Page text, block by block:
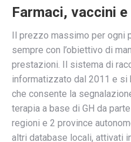
Farmaci, vaccini
Il prezzo massimo per ogni
sempre con l’obiettivo di
prestazioni. Il sistema di
informatizzato dal 2011 e si
che consente la
terapia a base di GH da
regioni e 2 province
altri database locali, attivati